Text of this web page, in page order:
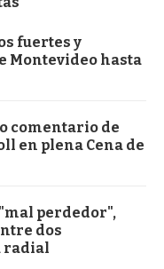
fuertes y
Montevideo hasta
comentario de
en plena Cena de
perdedor",
dos
radial